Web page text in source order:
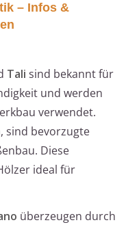
– Infos &
Tali sind bekannt für
und werden
verwendet.
, sind bevorzugte
Diese
ideal für
überzeugen durch